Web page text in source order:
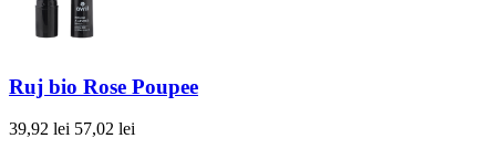
Ruj bio Rose Poupee
39,92 lei 57,02 lei